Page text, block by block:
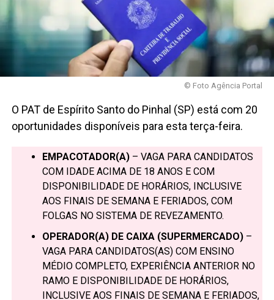
© Foto Agência Portal
O PAT de Espírito Santo do Pinhal (SP) está com 20
oportunidades disponíveis para esta terça-feira.
EMPACOTADOR(A)– VAGA PARA CANDIDATOS
COM IDADE ACIMA DE 18 ANOS E COM
DISPONIBILIDADE DE HORÁRIOS, INCLUSIVE
AOS FINAIS DE SEMANA E FERIADOS, COM
FOLGAS NO SISTEMA DE REVEZAMENTO.
OPERADOR(A) DE CAIXA (SUPERMERCADO)–
VAGA PARA CANDIDATOS(AS) COM ENSINO
MÉDIO COMPLETO, EXPERIÊNCIA ANTERIOR NO
RAMO E DISPONIBILIDADE DE HORÁRIOS,
INCLUSIVE AOS FINAIS DE SEMANA E FERIADOS,